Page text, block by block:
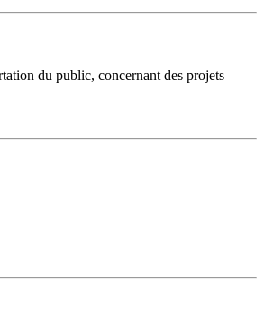
du public, concernant des projets